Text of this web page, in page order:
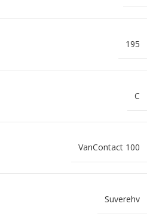
195
C
VanContact 100
Suverehv